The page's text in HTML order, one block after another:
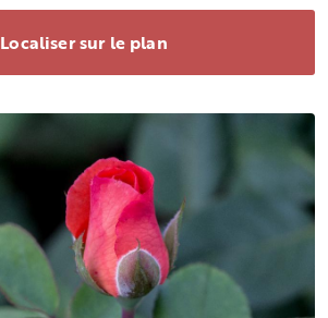
Localiser sur le plan